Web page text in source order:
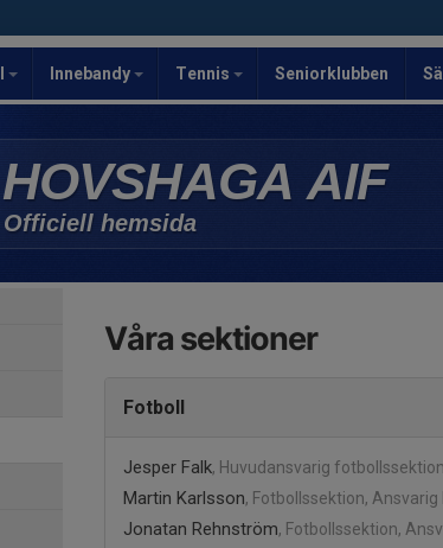
Innebandy Tennis Seniorklubben
HOVSHAGA AIF
Officiell hemsida
Våra sektioner
Fotboll
Jesper Falk, Huvudansvarig
Martin Karlsson, Fotbollssektion,
Jonatan Rehnström, Fotbollssektion,